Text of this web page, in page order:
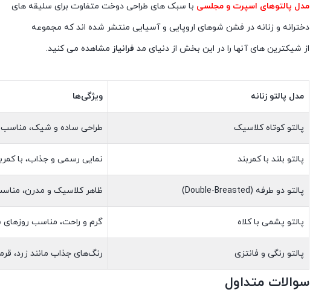
مدل پالتوهای اسپرت و مجلسی با سبک های طراحی دوخت متفاوت برای سلیقه های
دخترانه و زنانه در فشن شوهای اروپایی و آسیایی منتشر شده اند که مجموعه
از شیکترین های آنها را در این بخش از دنیای مد فرانیاز مشاهده می کنید.
مدل پالتو زنانه ویژگی‌ها
پالتو کوتاه کلاسیک طراحی ساده و شیک،
پالتو بلند با کمربند نمایی رسمی و جذاب، با
پالتو دو طرفه (Double-Breasted) ظاهر کلاسیک و مدرن،
پالتو پشمی با کلاه گرم و راحت، مناسب روزهای
پالتو رنگی و فانتزی رنگ‌های جذاب مانند زرد،
سوالات متداول